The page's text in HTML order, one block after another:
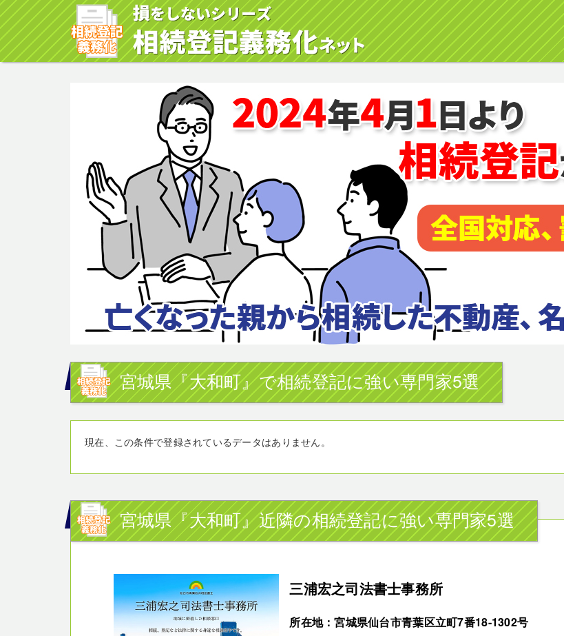
宮城県『大和町』で相続登記に強い専門家5選
現在、この条件で登録されているデータはありません。
宮城県『大和町』近隣の相続登記に強い専門家5選
三浦宏之司法書士事務所
所在地：宮城県仙台市青葉区立町7番18-1302号